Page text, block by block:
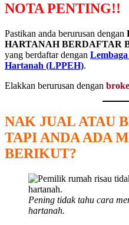
NOTA PENTING!!
Pastikan anda berurusan dengan
HARTANAH BERDAFTAR
yang berdaftar dengan
Hartanah (LPPEH).
Elakkan berurusan dengan
NAK JUAL ATAU
TAPI ANDA ADA
BERIKUT?
Pening tidak tahu cara
hartanah.